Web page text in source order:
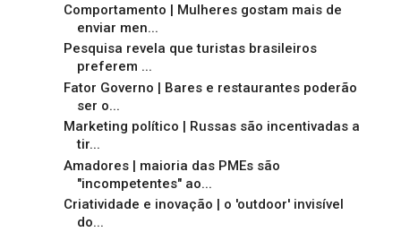
Comportamento | Mulheres gostam mais de
enviar men...
Pesquisa revela que turistas brasileiros
preferem ...
Fator Governo | Bares e restaurantes poderão
ser o...
Marketing político | Russas são incentivadas a
tir...
Amadores | maioria das PMEs são
"incompetentes" ao...
Criatividade e inovação | o 'outdoor' invisível
do...